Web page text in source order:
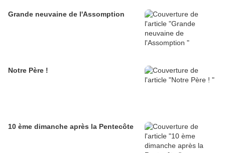
Grande neuvaine de l'Assomption
Notre Père !
10 ème dimanche après la Pentecôte